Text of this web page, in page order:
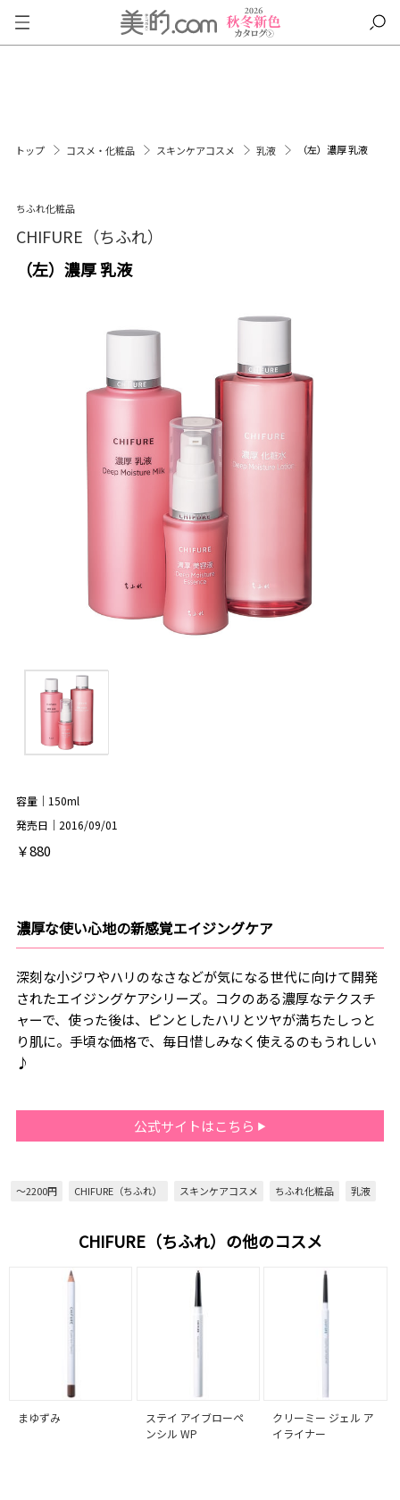
トップ コスメ・化粧品 スキンケアコスメ 乳液 （左）濃厚 乳液
ちふれ化粧品
CHIFURE（ちふれ）
（左）濃厚 乳液
容量｜150ml
発売日｜2016/09/01
￥880
濃厚な使い心地の新感覚エイジングケア
深刻な小ジワやハリのなさなどが気になる世代に向けて開発
されたエイジングケアシリーズ。コクのある濃厚なテクスチ
ャーで、使った後は、ピンとしたハリとツヤが満ちたしっと
り肌に。手頃な価格で、毎日惜しみなく使えるのもうれしい
♪
公式サイトはこちら
～2200円 CHIFURE（ちふれ） スキンケアコスメ ちふれ化粧品 乳液
CHIFURE（ちふれ）の他のコスメ
まゆずみ
ステイ アイブローペ
ンシル WP
クリーミー ジェル ア
イライナー